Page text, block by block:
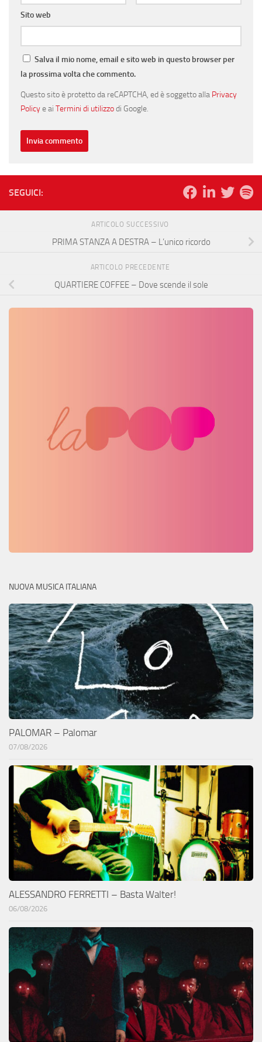
Sito web
Salva il mio nome, email e sito web in questo browser per
la prossima volta che commento.
Questo sito è protetto da reCAPTCHA, ed è soggetto alla Privacy
Policye ai Termini di utilizzodi Google.
SEGUICI:
ARTICOLO SUCCESSIVO
PRIMA STANZA A DESTRA – L’unico ricordo
ARTICOLO PRECEDENTE
QUARTIERE COFFEE – Dove scende il sole
NUOVA MUSICA ITALIANA
PALOMAR – Palomar
07/08/2026
ALESSANDRO FERRETTI – Basta Walter!
06/08/2026